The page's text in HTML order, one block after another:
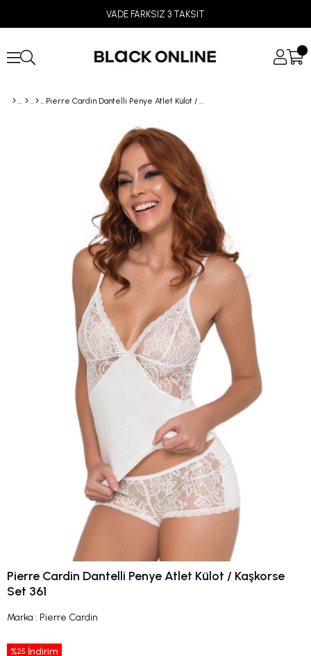
VADE FARKSIZ 3 TAKSİT
Pierre Cardin Dantelli Penye Atlet Külot / Kaşkorse Set 361
Pierre Cardin Dantelli Penye Atlet Külot / Kaşkorse
Set 361
Marka : Pierre Cardin
%25 İndirim